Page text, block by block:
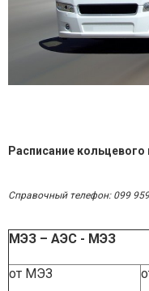
Расписание
Справочный телефон: 099
МЭЗ – АЭС - МЭЗ
от МЭЗ